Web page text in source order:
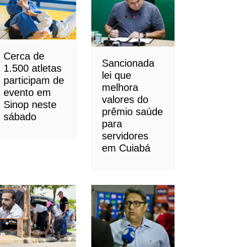
Cerca de
1.500 atletas
participam de
evento em
Sinop neste
sábado
Sancionada
lei que
melhora
valores do
prêmio saúde
para
servidores
em Cuiabá